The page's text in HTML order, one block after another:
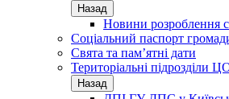
Назад
Новини розроблення
Соціальний паспорт
Свята та пам’ятні дати
Територіальні підрозділи
Назад